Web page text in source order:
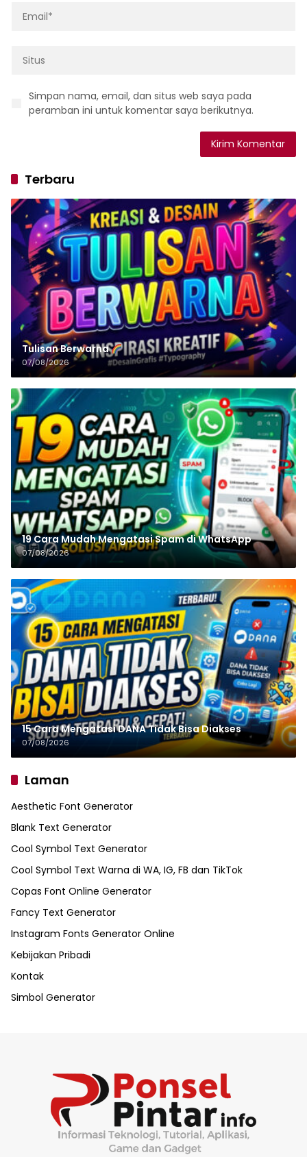
Simpan nama, email, dan situs web saya pada
peramban ini untuk komentar saya berikutnya.
Terbaru
Tulisan‌‌‌‌‌‌‌‌‌‌‌‌‌‌‌‌ Berwarna
07/08/2026
19 Cara Mudah Mengatasi Spam di WhatsApp
07/08/2026
15 Cara Mengatasi DANA Tidak Bisa Diakses
07/08/2026
Laman
Aesthetic Font Generator
Blank Text Generator
Cool Symbol Text Generator
Cool Symbol Text Warna di WA, IG, FB dan TikTok
Copas Font Online Generator
Fancy Text Generator
Instagram Fonts Generator Online
Kebijakan Pribadi
Kontak
Simbol Generator